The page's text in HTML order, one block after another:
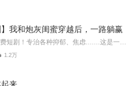
】我和炮灰闺蜜穿越后，一路躺赢
1.2万
来